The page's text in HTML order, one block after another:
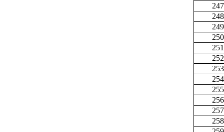
247
248
249
250
251
252
253
254
255
256
257
258